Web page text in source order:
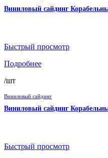
Виниловый сайдинг
Быстрый просмотр
Подробнее
/шт
Виниловый сайдинг
Виниловый сайдинг
Быстрый просмотр